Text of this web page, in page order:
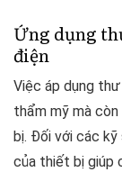
Ứng dụng
điện
Việc áp dụng
thẩm mỹ mà
bị. Đối với các
của thiết bị giúp